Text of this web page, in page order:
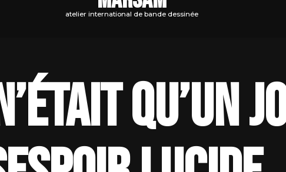
atelier international de bande dessinée
qu’un